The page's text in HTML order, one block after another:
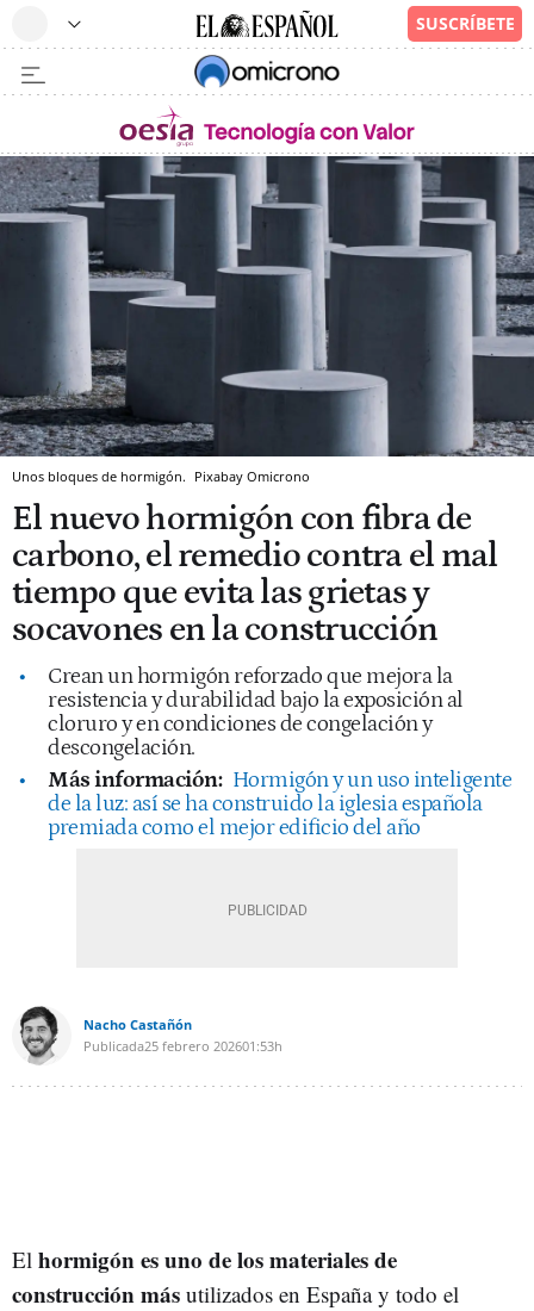
Unos bloques de hormigón. Pixabay Omicrono
El nuevo hormigón con fibra de
carbono, el remedio contra el mal
tiempo que evita las grietas y
socavones en la construcción
Crean un hormigón reforzado que mejora la
resistencia y durabilidad bajo la exposición al
cloruro y en condiciones de congelación y
descongelación.
Más información: Hormigón y un uso inteligente
de la luz: así se ha construido la iglesia española
premiada como el mejor edificio del año
Nacho Castañón
Publicada25 febrero 202601:53h
El hormigón es uno de los materiales de
construcción más utilizados en España y todo el